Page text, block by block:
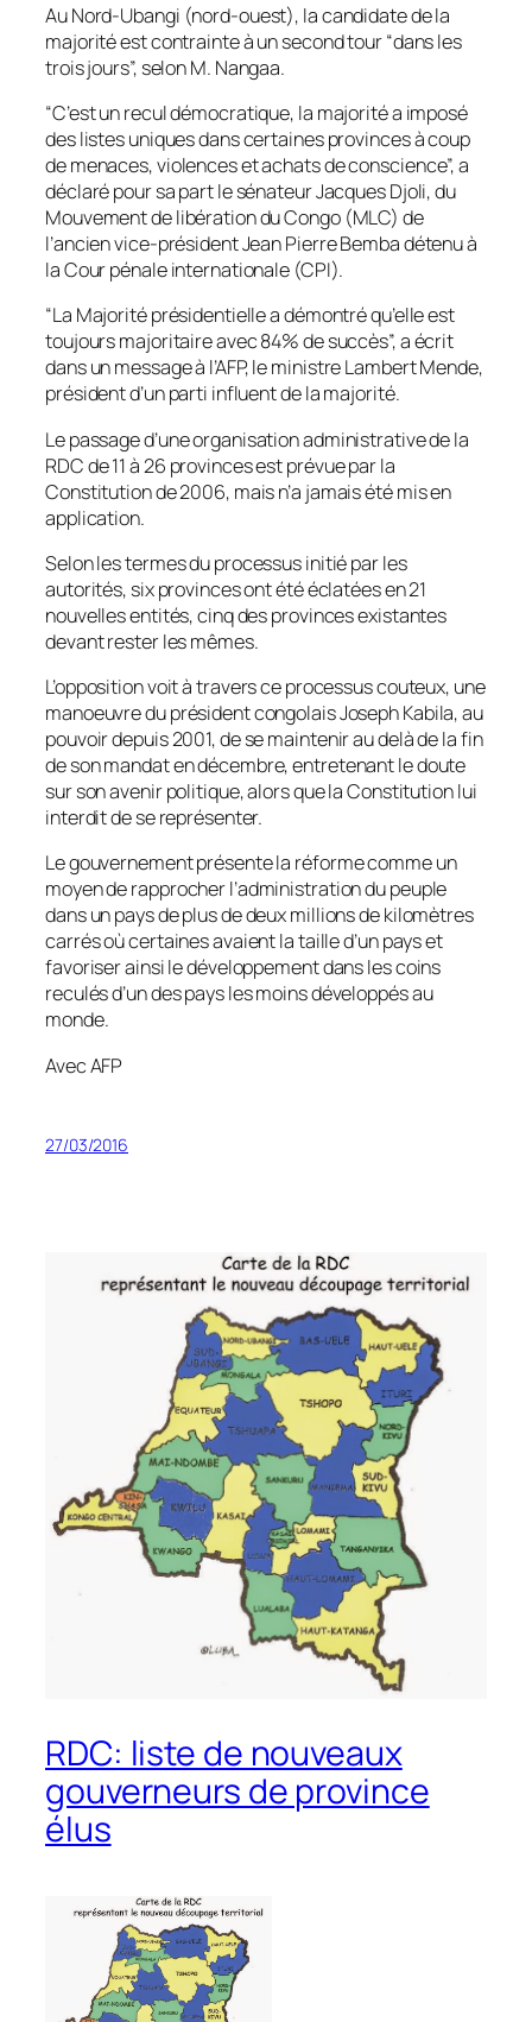
Au Nord-Ubangi (nord-ouest), la candidate de la
majorité est contrainte à un second tour “dans les
trois jours”, selon M. Nangaa.
“C’est un recul démocratique, la majorité a imposé
des listes uniques dans certaines provinces à coup
de menaces, violences et achats de conscience”, a
déclaré pour sa part le sénateur Jacques Djoli, du
Mouvement de libération du Congo (MLC) de
l’ancien vice-président Jean Pierre Bemba détenu à
la Cour pénale internationale (CPI).
“La Majorité présidentielle a démontré qu’elle est
toujours majoritaire avec 84% de succès”, a écrit
dans un message à l’AFP, le ministre Lambert Mende,
président d’un parti influent de la majorité.
Le passage d’une organisation administrative de la
RDC de 11 à 26 provinces est prévue par la
Constitution de 2006, mais n’a jamais été mis en
application.
Selon les termes du processus initié par les
autorités, six provinces ont été éclatées en 21
nouvelles entités, cinq des provinces existantes
devant rester les mêmes.
L’opposition voit à travers ce processus couteux, une
manoeuvre du président congolais Joseph Kabila, au
pouvoir depuis 2001, de se maintenir au delà de la fin
de son mandat en décembre, entretenant le doute
sur son avenir politique, alors que la Constitution lui
interdit de se représenter.
Le gouvernement présente la réforme comme un
moyen de rapprocher l’administration du peuple
dans un pays de plus de deux millions de kilomètres
carrés où certaines avaient la taille d’un pays et
favoriser ainsi le développement dans les coins
reculés d’un des pays les moins développés au
monde.
Avec AFP
27/03/2016
RDC: liste de nouveaux
gouverneurs de province
élus